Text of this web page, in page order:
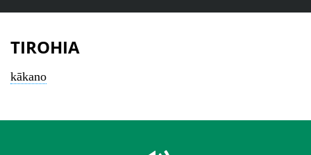
TIROHIA
kākano